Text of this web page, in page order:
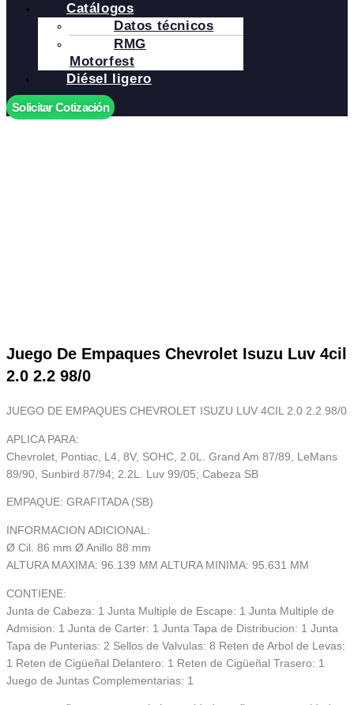
Catálogos
Datos técnicos
RMG
Motorfest
Diésel ligero
Solicitar Cotización
Juego De Empaques Chevrolet Isuzu Luv 4cil
2.0 2.2 98/0
JUEGO DE EMPAQUES CHEVROLET ISUZU LUV 4CIL 2.0 2.2 98/0
APLICA PARA:
Chevrolet, Pontiac, L4, 8V, SOHC, 2.0L. Grand Am 87/89, LeMans
89/90, Sunbird 87/94; 2.2L. Luv 99/05; Cabeza SB
EMPAQUE: GRAFITADA (SB)
INFORMACION ADICIONAL:
Ø Cil. 86 mm Ø Anillo 88 mm
ALTURA MAXIMA: 96.139 MM ALTURA MINIMA: 95.631 MM
CONTIENE:
Junta de Cabeza: 1 Junta Multiple de Escape: 1 Junta Multiple de
Admision: 1 Junta de Carter: 1 Junta Tapa de Distribucion: 1 Junta
Tapa de Punterias: 2 Sellos de Valvulas: 8 Reten de Arbol de Levas:
1 Reten de Cigüeñal Delantero: 1 Reten de Cigüeñal Trasero: 1
Juego de Juntas Complementarias: 1